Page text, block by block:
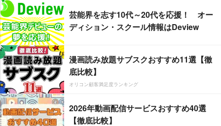
芸能界を志す10代～20代を応援！ オー
ディション・スクール情報はDeview
漫画読み放題サブスクおすすめ11選【徹
底比較】
オリコン顧客満足度ランキング
2026年動画配信サービスおすすめ40選
【徹底比較】